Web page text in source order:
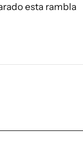
esta rambla